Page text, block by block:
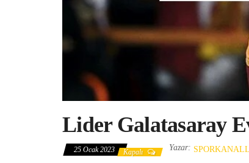
Lider Galatasaray
25 Ocak 2023 Kapalı Yazar: